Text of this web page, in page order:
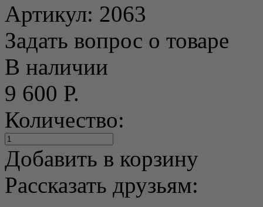
Артикул: 2063
Задать вопрос о товаре
В наличии
9 600 Р.
Количество:
Добавить в корзину
Рассказать друзьям: